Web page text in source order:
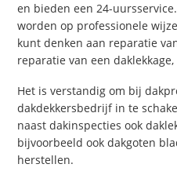
en bieden een 24-
worden op professionele
kunt denken aan reparatie
reparatie van een
Het is verstandig om bij
dakdekkersbedrijf in te
naast dakinspecties ook
bijvoorbeeld ook dakgoten
herstellen.